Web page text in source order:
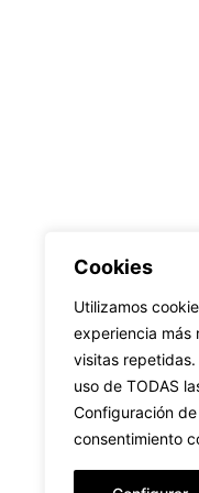
Cookies
Utilizamos
experiencia más
visitas
uso de TODAS
Configuración
consentimiento